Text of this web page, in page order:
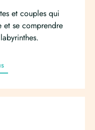
et couples qui
et se comprendre